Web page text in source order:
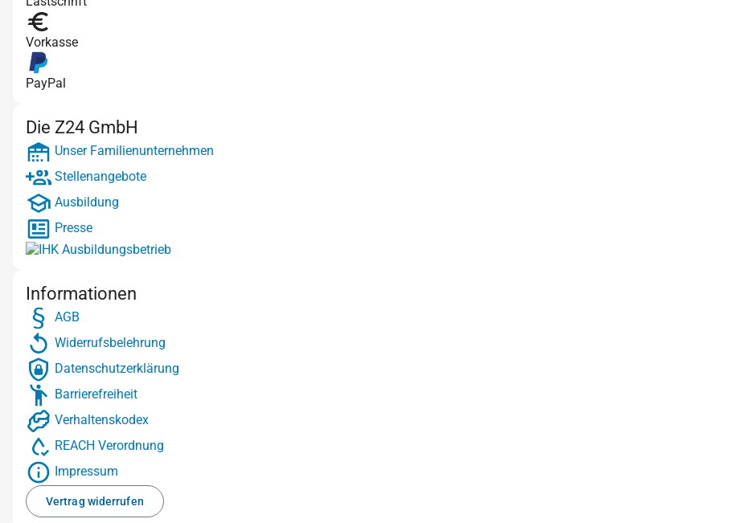
Vorkasse
PayPal
Die Z24 GmbH
Unser Familienunternehmen
Stellenangebote
Ausbildung
Presse
Informationen
AGB
Widerrufsbelehrung
Datenschutzerklärung
Barrierefreiheit
Verhaltenskodex
REACH Verordnung
Impressum
Vertrag widerrufen